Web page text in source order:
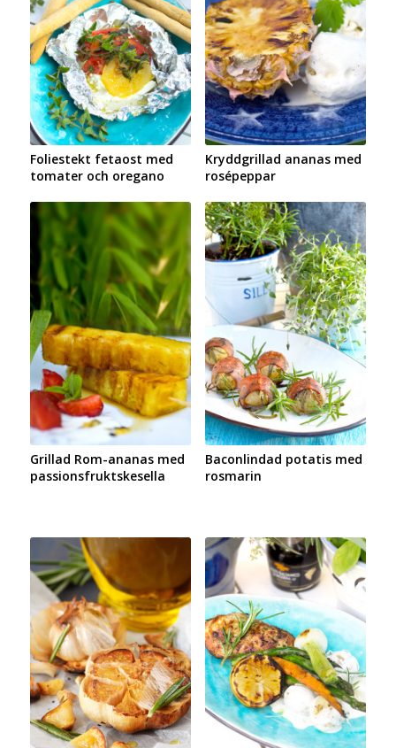
Foliestekt fetaost med
tomater och oregano
Kryddgrillad ananas med
rosépeppar
Grillad Rom-ananas med
passionsfruktskesella
Baconlindad potatis med
rosmarin